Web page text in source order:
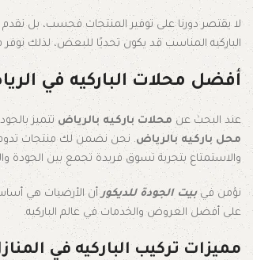
لا يقتصر دورنا على توفير المنتجات فحسب، بل
الباركيه المناسب قد يكون تحديًا للبعض، لذلك
أفضل محلات الباركيه في
عند البحث عن محلات باركيه بالرياض تتميز
محل باركيه بالرياض. نحن نضمن لك منتجات تدوم
والاستمتاع بتجربة تسوق فريدة تجمع بين الجودة
نؤمن فيبيت الجودة للديكورأن الأرضيات هي أساس
على أفضل العروض والخدمات في عالم الباركيه.
مميزات تركيب الباركيه في